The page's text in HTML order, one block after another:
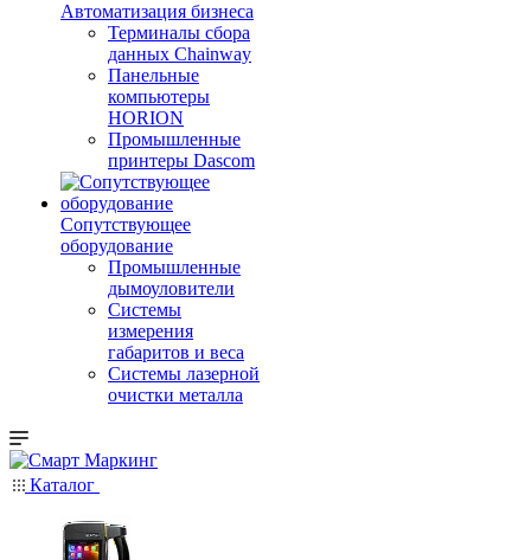
Автоматизация бизнеса
Терминалы сбора
данных Chainway
Панельные
компьютеры
HORION
Промышленные
принтеры Dascom
Сопутствующее
оборудование
Промышленные
дымоуловители
Системы
измерения
габаритов и веса
Системы лазерной
очистки металла
Каталог